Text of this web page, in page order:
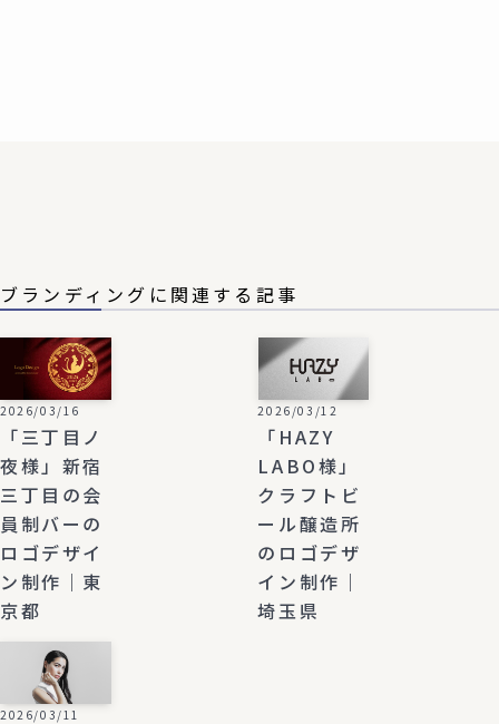
ブランディングに関連する記事
2026/03/16
「三丁目ノ
夜様」新宿
三丁目の会
員制バーの
ロゴデザイ
ン制作｜東
京都
2026/03/12
「HAZY
LABO様」
クラフトビ
ール醸造所
のロゴデザ
イン制作｜
埼玉県
2026/03/11